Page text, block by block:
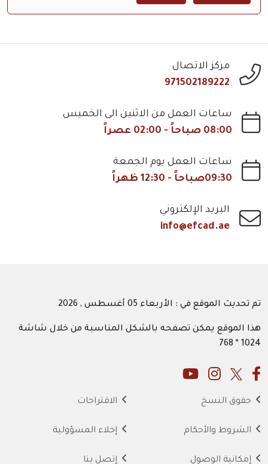
مركز الاتصال
971502189222
ساعات العمل من الاثنين الى الخميس
08:00 صباحاً - 02:00 عصراً
ساعات العمل يوم الجمعة
09:30صباحاً - 12:30 ظهراً
البريد الإلكتروني
info@efcad.ae
تم تحديث الموقع في : الأربعاء 05 أغسطس , 2026
هذا الموقع يمكن تصفحه بالشكل المناسبة من خلال شاشة
1024 * 768
حقوق النسخ
الشروط والأحكام
إمكانية الوصول
الاقتراحات
إخلاء المسؤولية
إتصل بنا